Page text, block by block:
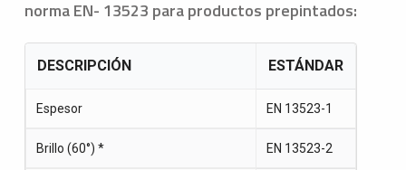
norma EN- 13523 para productos prepintados:
DESCRIPCIÓN ESTÁNDAR
Espesor EN 13523-1
Brillo (60°) * EN 13523-2